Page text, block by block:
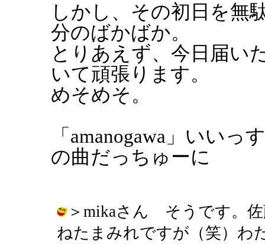
しかし、その初日を無
分のばかばか。
とりあえず、今日届い
いて頑張ります。
めそめそ。
「amanogawa」いい
の曲だっちゅーに
＞mikaさん そうです。
ねたまみれですが（笑）わ